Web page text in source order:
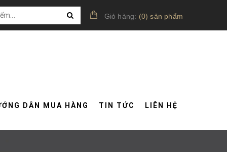
Giỏ hàng: (0)sản phẩm
DẪN MUA HÀNG TIN TỨC LIÊN HỆ